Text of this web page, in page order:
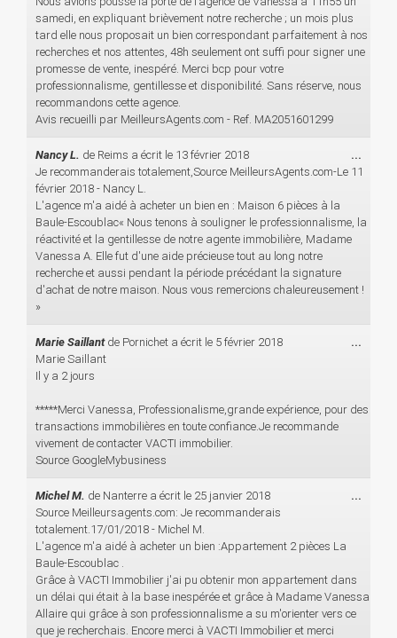
samedi, en expliquant brièvement notre recherche ; un mois plus
tard elle nous proposait un bien correspondant parfaitement à nos
recherches et nos attentes, 48h seulement ont suffi pour signer une
promesse de vente, inespéré. Merci bcp pour votre
professionnalisme, gentillesse et disponibilité. Sans réserve, nous
recommandons cette agence.
Avis recueilli par MeilleursAgents.com - Ref. MA2051601299
méta.
Nancy L. de Reims a écrit le 13 février 2018
Je recommanderais totalement,Source MeilleursAgents.com-Le 11
février 2018 - Nancy L.
L'agence m'a aidé à acheter un bien en : Maison 6 pièces à la
Baule-Escoublac« Nous tenons à souligner le professionnalisme, la
réactivité et la gentillesse de notre agente immobilière, Madame
Vanessa A. Elle fut d'une aide précieuse tout au long notre
recherche et aussi pendant la période précédant la signature
d'achat de notre maison. Nous vous remercions chaleureusement !
»
...
cette
Marie Saillant de Pornichet a écrit le 5 février 2018
Marie Saillant
Il y a 2 jours
*****Merci Vanessa, Professionalisme,grande expérience, pour des
transactions immobilières en toute confiance.Je recommande
vivement de contacter VACTI immobilier.
Source GoogleMybusiness
...
Michel M. de Nanterre a écrit le 25 janvier 2018
Source Meilleursagents.com: Je recommanderais
totalement.17/01/2018 - Michel M.
L'agence m'a aidé à acheter un bien :Appartement 2 pièces La
Baule-Escoublac .
Grâce à VACTI Immobilier j'ai pu obtenir mon appartement dans
un délai qui était à la base inespérée et grâce à Madame Vanessa
Allaire qui grâce à son professionnalisme a su m'orienter vers ce
que je recherchais. Encore merci à VACTI Immobilier et merci
...